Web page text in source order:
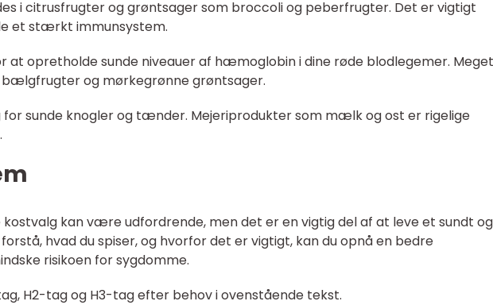
i citrusfrugter og grøntsager som broccoli og peberfrugter. Det er vigtigt
et stærkt immunsystem.
at opretholde sunde niveauer af hæmoglobin i dine røde blodlegemer. Meget
bælgfrugter og mørkegrønne grøntsager.
for sunde knogler og tænder. Mejeriprodukter som mælk og ost er rigelige
kan være udfordrende, men det er en vigtig del af at leve et sundt og
hvad du spiser, og hvorfor det er vigtigt, kan du opnå en bedre
risikoen for sygdomme.
H2-tag og H3-tag efter behov i ovenstående tekst.